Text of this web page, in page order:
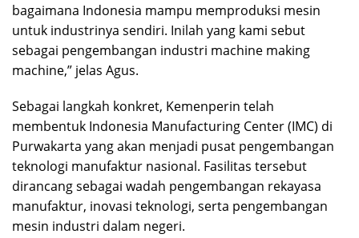
bagaimana Indonesia mampu memproduksi mesin
untuk industrinya sendiri. Inilah yang kami sebut
sebagai pengembangan industri machine making
machine,” jelas Agus.
Sebagai langkah konkret, Kemenperin telah
membentuk Indonesia Manufacturing Center (IMC) di
Purwakarta yang akan menjadi pusat pengembangan
teknologi manufaktur nasional. Fasilitas tersebut
dirancang sebagai wadah pengembangan rekayasa
manufaktur, inovasi teknologi, serta pengembangan
mesin industri dalam negeri.